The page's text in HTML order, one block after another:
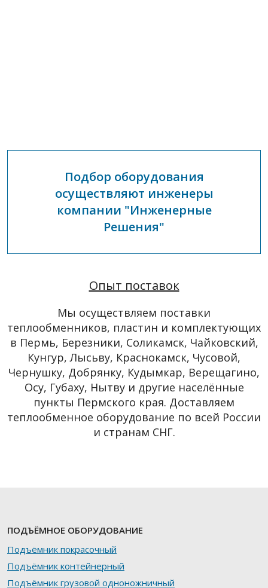
Подбор оборудования
осуществляют инженеры
компании "Инженерные
Решения"
Опыт поставок
Мы осуществляем поставки
теплообменников, пластин и комплектующих
в Пермь, Березники, Соликамск, Чайковский,
Кунгур, Лысьву, Краснокамск, Чусовой,
Чернушку, Добрянку, Кудымкар, Верещагино,
Осу, Губаху, Нытву и другие населённые
пункты Пермского края. Доставляем
теплообменное оборудование по всей России
и странам СНГ.
ПОДЪЁМНОЕ ОБОРУДОВАНИЕ
Подъёмник покрасочный
Подъёмник контейнерный
Подъёмник грузовой одноножничный